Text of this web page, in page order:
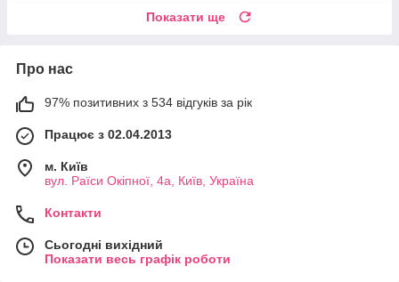
Показати ще
Про нас
97% позитивних з 534 відгуків за рік
Працює з 02.04.2013
м. Київ
вул. Раїси Окіпної, 4а, Київ, Україна
Контакти
Сьогодні вихідний
Показати весь графік роботи